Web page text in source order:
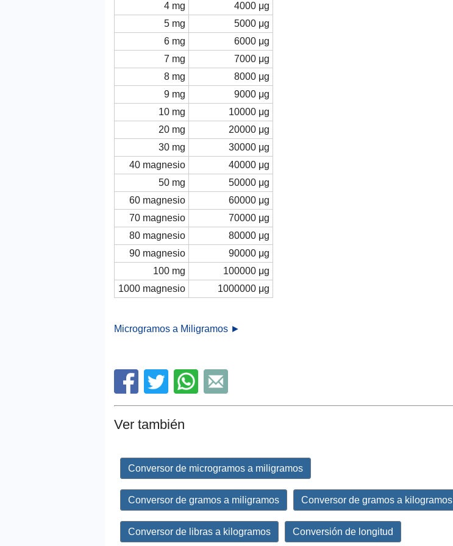
4 mg
4000 μg
5 mg
5000 μg
6 mg
6000 μg
7 mg
7000 μg
8 mg
8000 μg
9 mg
9000 μg
10 mg
10000 μg
20 mg
20000 μg
30 mg
30000 μg
40 magnesio
40000 μg
50 mg
50000 μg
60 magnesio
60000 μg
70 magnesio
70000 μg
80 magnesio
80000 μg
90 magnesio
90000 μg
100 mg
100000 μg
1000 magnesio
1000000 μg
Microgramos a Miligramos ►
Ver también
Conversor de microgramos a miligramos
Conversor de gramos a miligramos Conversor de gramos a kilogramos
Conversor de libras a kilogramos Conversión de longitud